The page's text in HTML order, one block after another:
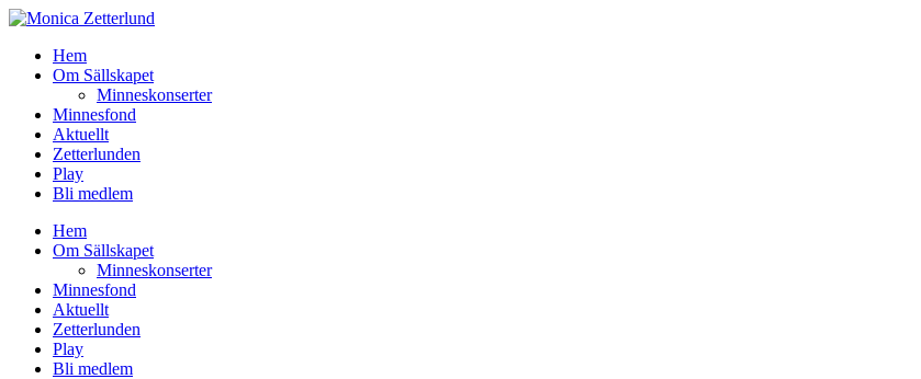
Hem
Om Sällskapet
Minneskonserter
Minnesfond
Aktuellt
Zetterlunden
Play
Bli medlem
Hem
Om Sällskapet
Minneskonserter
Minnesfond
Aktuellt
Zetterlunden
Play
Bli medlem